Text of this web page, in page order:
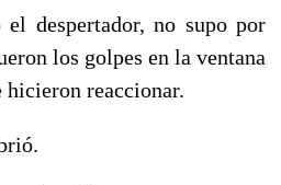
el despertador, no supo por
los golpes en la ventana
hicieron reaccionar.